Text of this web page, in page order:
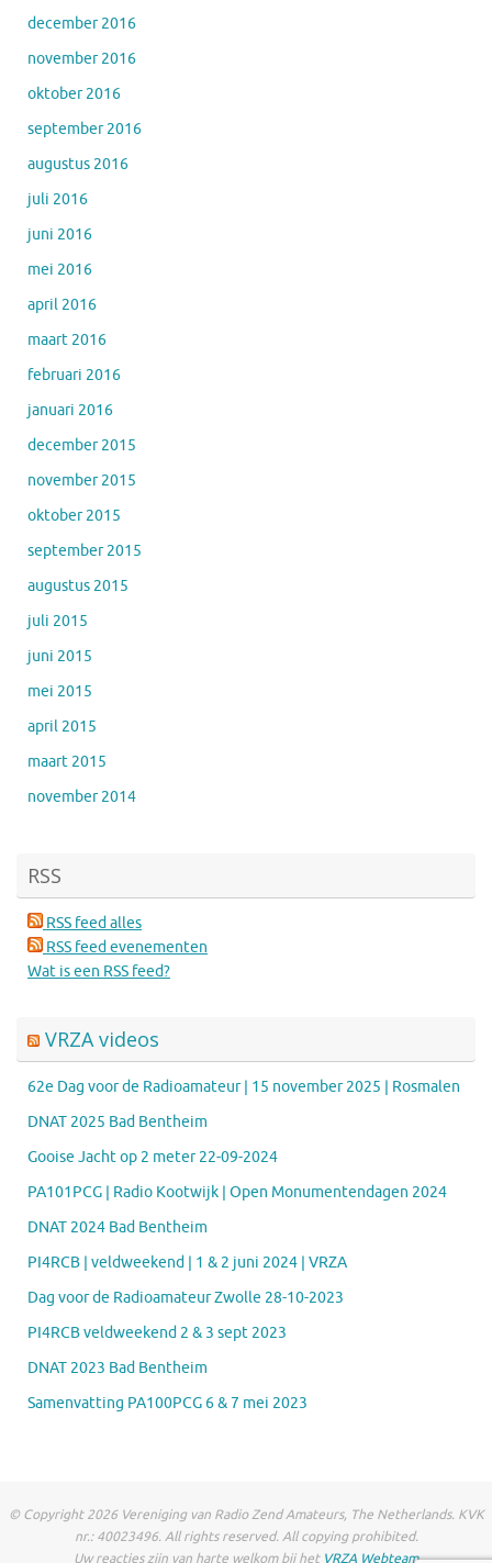
december 2016
november 2016
oktober 2016
september 2016
augustus 2016
juli 2016
juni 2016
mei 2016
april 2016
maart 2016
februari 2016
januari 2016
december 2015
november 2015
oktober 2015
september 2015
augustus 2015
juli 2015
juni 2015
mei 2015
april 2015
maart 2015
november 2014
RSS
RSS feed alles
RSS feed evenementen
Wat is een RSS feed?
VRZA videos
62e Dag voor de Radioamateur | 15 november 2025 | Rosmalen
DNAT 2025 Bad Bentheim
Gooise Jacht op 2 meter 22-09-2024
PA101PCG | Radio Kootwijk | Open Monumentendagen 2024
DNAT 2024 Bad Bentheim
PI4RCB | veldweekend | 1 & 2 juni 2024 | VRZA
Dag voor de Radioamateur Zwolle 28-10-2023
PI4RCB veldweekend 2 & 3 sept 2023
DNAT 2023 Bad Bentheim
Samenvatting PA100PCG 6 & 7 mei 2023
© Copyright 2026 Vereniging van Radio Zend Amateurs, The Netherlands. KVK
nr.: 40023496. All rights reserved. All copying prohibited.
Uw reacties zijn van harte welkom bij het VRZA Webteam